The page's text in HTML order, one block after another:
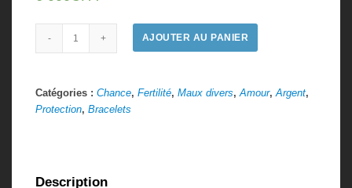
Quantité AJOUTER AU PANIER
Catégories : Chance, Fertilité, Maux divers,Amour,Argent,
Protection, Bracelets
Description